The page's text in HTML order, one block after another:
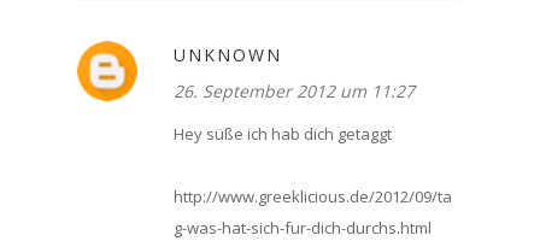
UNKNOWN
26. September 2012 um 11:27
Hey süße ich hab dich getaggt
http://www.greeklicious.de/2012/09/ta
g-was-hat-sich-fur-dich-durchs.html